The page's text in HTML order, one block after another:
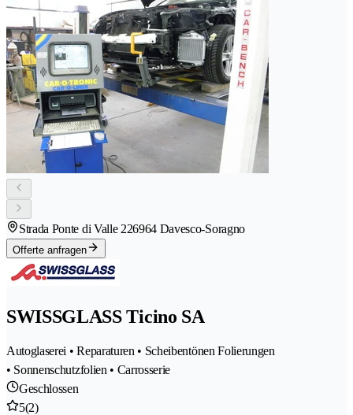
Strada Ponte di Valle 226964 Davesco-Soragno
Offerte anfragen
SWISSGLASS Ticino SA
Autoglaserei • Reparaturen • Scheibentönen Folierungen
• Sonnenschutzfolien • Carrosserie
Geschlossen
5(2)